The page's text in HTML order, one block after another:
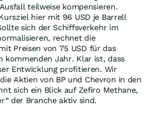
teilweise kompensieren.
hier mit 96 USD je Barrell
sich der Schiffsverkehr im
rechnet die
Preisen von 75 USD für das
kommenden Jahr. Klar ist, dass
Entwicklung profitieren. Wir
Aktien von BP und Chevron in den
sich ein Blick auf Zefiro Methane,
der Branche aktiv sind.